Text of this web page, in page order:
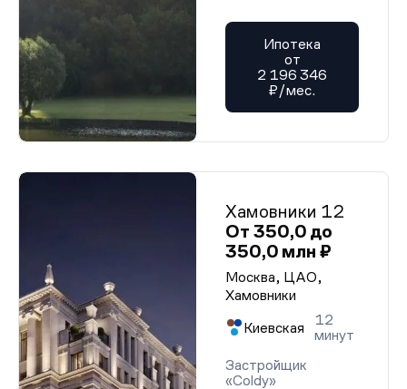
Ипотека
от
2 196 346
₽/мес.
Хамовники 12
От 350,0 до
350,0 млн ₽
Москва, ЦАО,
Хамовники
Киевская
12
минут
Застройщик
«Coldy»